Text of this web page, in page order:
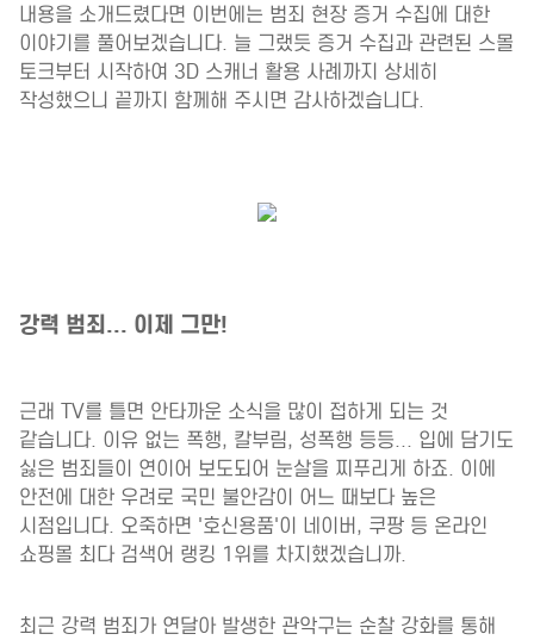
내용을 소개드렸다면 이번에는 범죄 현장 증거 수집에 대한
이야기를 풀어보겠습니다. 늘 그랬듯 증거 수집과 관련된 스몰
토크부터 시작하여 3D 스캐너 활용 사례까지 상세히
작성했으니 끝까지 함께해 주시면 감사하겠습니다.
강력 범죄... 이제 그만!
근래 TV를 틀면 안타까운 소식을 많이 접하게 되는 것
같습니다. 이유 없는 폭행, 칼부림, 성폭행 등등... 입에 담기도
싫은 범죄들이 연이어 보도되어 눈살을 찌푸리게 하죠. 이에
안전에 대한 우려로 국민 불안감이 어느 때보다 높은
시점입니다. 오죽하면 '호신용품'이 네이버, 쿠팡 등 온라인
쇼핑몰 최다 검색어 랭킹 1위를 차지했겠습니까.
최근 강력 범죄가 연달아 발생한 관악구는 순찰 강화를 통해